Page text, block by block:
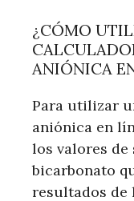
¿CÓMO
ANIÓNICA
Para utilizar
aniónica en
los valores
bicarbonato
resultados de